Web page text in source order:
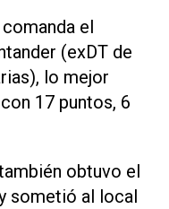
el
(exDT de
lo mejor
17 puntos, 6
obtuvo el
sometió al local